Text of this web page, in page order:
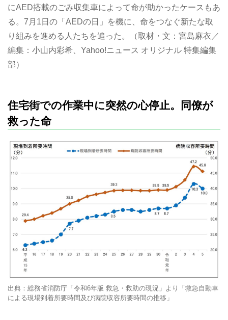
にAED搭載のごみ収集車によって命が助かったケースもあ
る。7月1日の「AEDの日」を機に、命をつなぐ新たな取
り組みを進める人たちを追った。（取材・文：宮島麻衣／
編集：小山内彩希、Yahoo!ニュース オリジナル 特集編集
部）
住宅街での作業中に突然の心停止。同僚が
救った命
出典：総務省消防庁「令和6年版 救急・救助の現況」より「救急自動車
による現場到着所要時間及び病院収容所要時間の推移」